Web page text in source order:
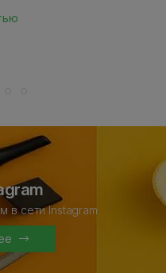
в сети Instagram